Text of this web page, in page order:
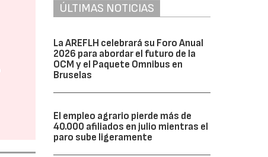
ÚLTIMAS NOTICIAS
La AREFLH celebrará su Foro Anual
2026 para abordar el futuro de la
OCM y el Paquete Omnibus en
Bruselas
El empleo agrario pierde más de
40.000 afiliados en julio mientras el
paro sube ligeramente